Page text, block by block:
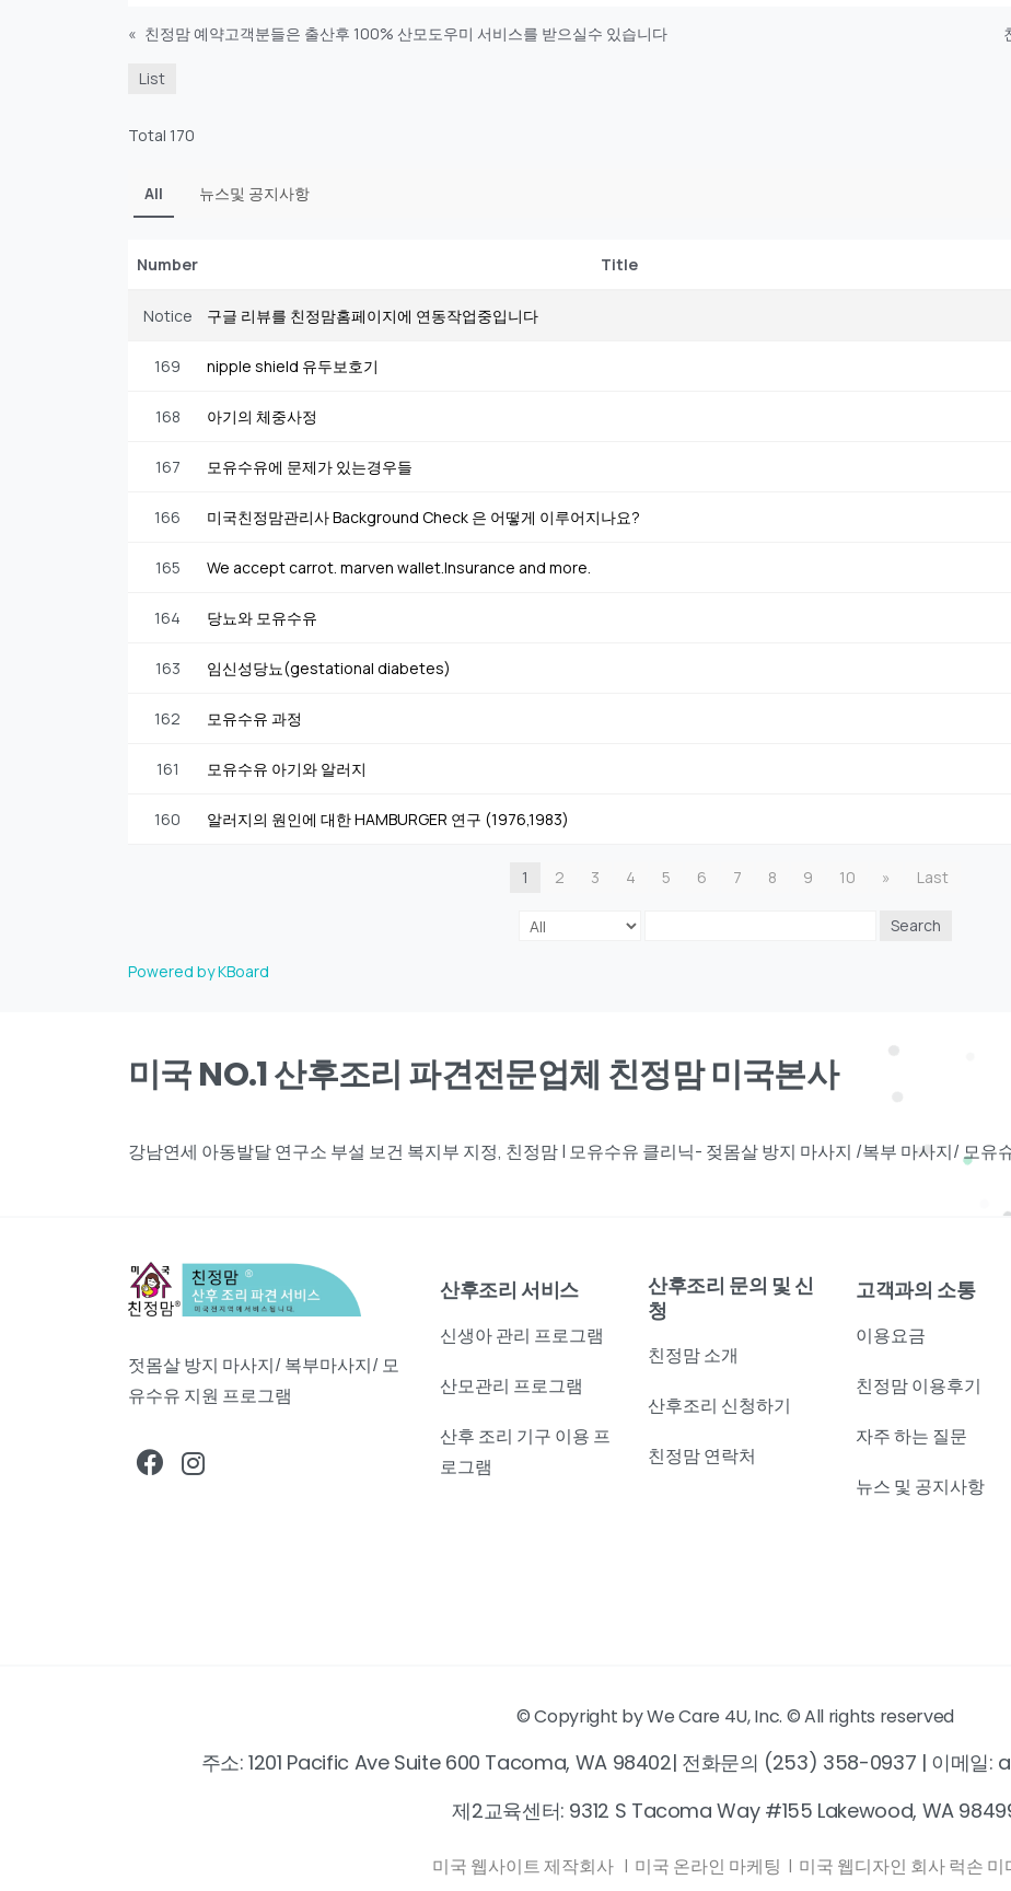
« 친정맘 예약고객분들은 출산후 100% 산모도우미 서비스를 받으실수 있습니다
List
Total 170
All 뉴스및 공지사항
Number Title
Notice 구글 리뷰를 친정맘홈페이지에 연동작업중입니다
169 nipple shield 유두보호기
168 아기의 체중사정
167 모유수유에 문제가 있는경우들
166 미국친정맘관리사 Background Check 은 어떻게 이루어지나요?
165 We accept carrot. marven wallet.Insurance and more.
164 당뇨와 모유수유
163 임신성당뇨(gestational diabetes)
162 모유수유 과정
161 모유수유 아기와 알러지
160 알러지의 원인에 대한 HAMBURGER 연구 (1976,1983)
1 2 3 4 5 6 7 8 9 10 » Last
Search
Powered by KBoard
미국 NO.1 산후조리 파견전문업체 친정맘 미국본사
강남연세 아동발달 연구소 부설 보건 복지부 지정, 친정맘 | 모유수유 클리닉- 젖몸살 방지 마사지 /복부 마사지/ 모유
젓몸살 방지 마사지/ 복부마사지/ 모
유수유 지원 프로그램
산후조리 서비스
신생아 관리 프로그램
산모관리 프로그램
산후 조리 기구 이용 프
로그램
산후조리 문의 및 신
청
친정맘 소개
산후조리 신청하기
친정맘 연락처
고객과의 소통
이용요금
친정맘 이용후기
자주 하는 질문
뉴스 및 공지사항
© Copyright by We Care 4U, Inc. © All rights reserved
주소: 1201 Pacific Ave Suite 600 Tacoma, WA 98402| 전화문의 (253) 358-0937 | 이메일
제2교육센터: 9312 S Tacoma Way #155 Lakewood, WA
미국 웹사이트 제작회사 | 미국 온라인 마케팅 | 미국 웹디자인 회사 럭손 미